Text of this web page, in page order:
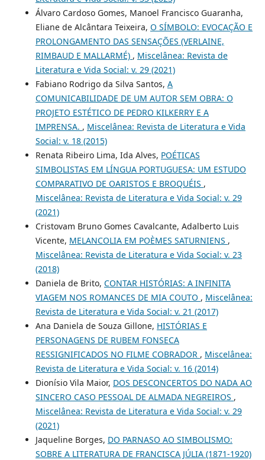
Álvaro Cardoso Gomes, Manoel Francisco Guaranha,
Eliane de Alcântara Teixeira, O SÍMBOLO: EVOCAÇÃO E
PROLONGAMENTO DAS SENSAÇÕES (VERLAINE,
RIMBAUD E MALLARMÉ) , Miscelânea: Revista de
Literatura e Vida Social: v. 29 (2021)
Fabiano Rodrigo da Silva Santos, A
COMUNICABILIDADE DE UM AUTOR SEM OBRA: O
PROJETO ESTÉTICO DE PEDRO KILKERRY E A
IMPRENSA. , Miscelânea: Revista de Literatura e Vida
Social: v. 18 (2015)
Renata Ribeiro Lima, Ida Alves, POÉTICAS
SIMBOLISTAS EM LÍNGUA PORTUGUESA: UM ESTUDO
COMPARATIVO DE OARISTOS E BROQUÉIS ,
Miscelânea: Revista de Literatura e Vida Social: v. 29
(2021)
Cristovam Bruno Gomes Cavalcante, Adalberto Luis
Vicente, MELANCOLIA EM POÈMES SATURNIENS ,
Miscelânea: Revista de Literatura e Vida Social: v. 23
(2018)
Daniela de Brito, CONTAR HISTÓRIAS: A INFINITA
VIAGEM NOS ROMANCES DE MIA COUTO , Miscelânea:
Revista de Literatura e Vida Social: v. 21 (2017)
Ana Daniela de Souza Gillone, HISTÓRIAS E
PERSONAGENS DE RUBEM FONSECA
RESSIGNIFICADOS NO FILME COBRADOR , Miscelânea:
Revista de Literatura e Vida Social: v. 16 (2014)
Dionísio Vila Maior, DOS DESCONCERTOS DO NADA AO
SINCERO CASO PESSOAL DE ALMADA NEGREIROS ,
Miscelânea: Revista de Literatura e Vida Social: v. 29
(2021)
Jaqueline Borges, DO PARNASO AO SIMBOLISMO:
SOBRE A LITERATURA DE FRANCISCA JÚLIA (1871-1920)